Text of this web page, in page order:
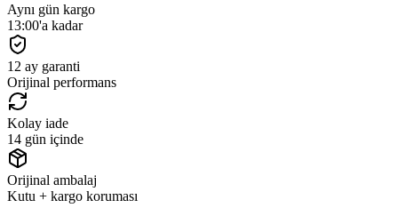
Aynı gün kargo
13:00'a kadar
12 ay garanti
Orijinal performans
Kolay iade
14 gün içinde
Orijinal ambalaj
Kutu + kargo koruması